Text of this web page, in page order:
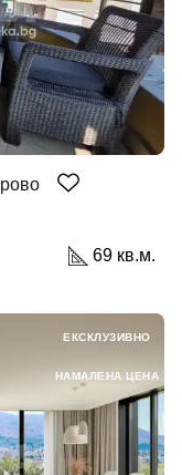
69 кв.м.
ЕКСКЛУЗИВНО
НАМАЛЕНА ЦЕНА